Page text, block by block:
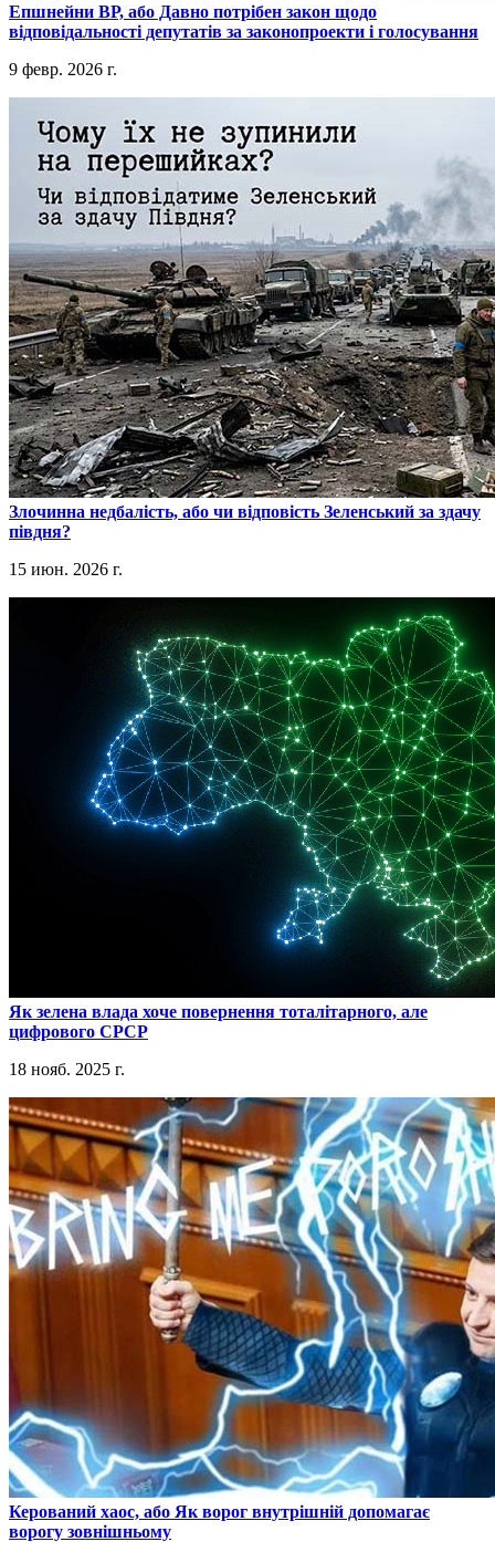
​Епшнейни ВР, або Давно потрібен закон щодо
відповідальності депутатів за законопроекти і голосування
9 февр. 2026 г.
​Злочинна недбалість, або чи відповість Зеленський за здачу
півдня?
15 июн. 2026 г.
​Як зелена влада хоче повернення тоталітарного, але
цифрового СРСР
18 нояб. 2025 г.
​Керований хаос, або Як ворог внутрішній допомагає
ворогу зовнішньому